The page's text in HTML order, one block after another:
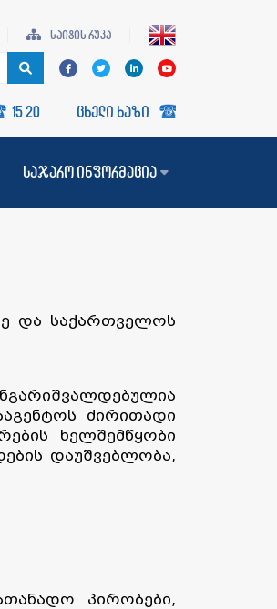
20 ცხელი ხაზი 15 20
საიტის რუკა
საჯარო ინფორმაცია
და საქართველოს
ძირითადი
ხელშემწყობი
დაუშვებლობა,
პირობები,